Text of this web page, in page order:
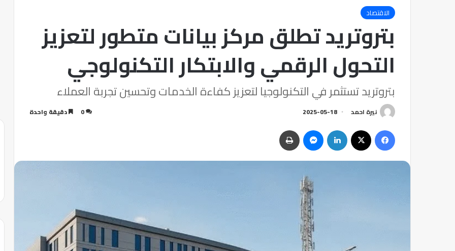
الاقتصاد
بتروتريد تطلق مركز بيانات متطور لتعزيز
التحول الرقمي والابتكار التكنولوجي
بتروتريد تستثمر في التكنولوجيا لتعزيز كفاءة الخدمات وتحسين تجربة العملاء
نيرة احمد 2025-05-18
0 دقيقة واحدة